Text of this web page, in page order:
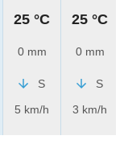
25 °C
0 mm
S
5 km/h
25 °C
0 mm
S
3 km/h